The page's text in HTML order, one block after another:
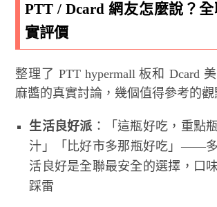
PTT / Dcard 網友怎麼說？
實評價
整理了 PTT hypermall 板和 Dcard
麻醬的真實討論，幾個值得參考的觀
生活良好派：「這瓶好吃，重點
汁」「比好市多那瓶好吃」——
活良好是全聯最安全的選擇，口
踩雷